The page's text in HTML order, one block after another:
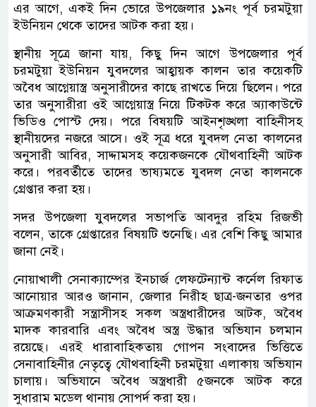
এর আগে, একই দিন ভোরে উপজেলার ১৯নং পূর্ব চরমটুয়া
ইউনিয়ন থেকে তাদের আটক করা হয়।
স্থানীয় সূত্রে জানা যায়, কিছু দিন আগে উপজেলার পূর্ব
চরমটুয়া ইউনিয়ন যুবদলের আহ্বায়ক কালন তার কয়েকটি
অবৈধ আগ্নেয়াস্ত্র অনুসারীদের কাছে রাখতে দিয়ে ছিলেন। পরে
তার অনুসারীরা ওই আগ্নেয়াস্ত্র নিয়ে টিকটক করে অ্যাকাউন্টে
ভিডিও পোস্ট দেয়। পরে বিষয়টি আইনশৃঙ্খলা বাহিনীসহ
স্থানীয়দের নজরে আসে। ওই সূত্র ধরে যুবদল নেতা কালনের
অনুসারী আবির, সাদ্দামসহ কয়েকজনকে যৌথবাহিনী আটক
করে। পরবর্তীতে তাদের ভাষ্যমতে যুবদল নেতা কালনকে
গ্রেপ্তার করা হয়।
সদর উপজেলা যুবদলের সভাপতি আবদুর রহিম রিজভী
বলেন, তাকে গ্রেপ্তারের বিষয়টি শুনেছি। এর বেশি কিছু আমার
জানা নেই।
নোয়াখালী সেনাক্যাম্পের ইনচার্জ লেফটেন্যান্ট কর্নেল রিফাত
আনোয়ার আরও জানান, জেলার নিরীহ ছাত্র-জনতার ওপর
আক্রমণকারী সন্ত্রাসীসহ সকল অস্ত্রধারীদের আটক, অবৈধ
মাদক কারবারি এবং অবৈধ অস্ত্র উদ্ধার অভিযান চলমান
রয়েছে। এরই ধারাবাহিকতায় গোপন সংবাদের ভিত্তিতে
সেনাবাহিনীর নেতৃত্বে যৌথবাহিনী চরমটুয়া এলাকায় অভিযান
চালায়। অভিযানে অবৈধ অস্ত্রধারী ৫জনকে আটক করে
সুধারাম মডেল থানায় সোপর্দ করা হয়।